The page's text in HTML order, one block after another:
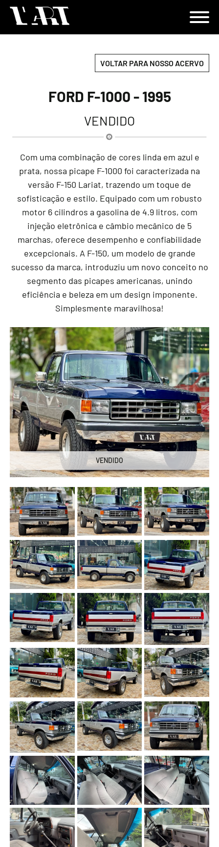
VOLTAR PARA NOSSO ACERVO
FORD F-1000 - 1995
VENDIDO
Com uma combinação de cores linda em azul e
prata, nossa picape F-1000 foi caracterizada na
versão F-150 Lariat, trazendo um toque de
sofisticação e estilo. Equipado com um robusto
motor 6 cilindros a gasolina de 4.9 litros, com
injeção eletrônica e câmbio mecânico de 5
marchas, oferece desempenho e confiabilidade
excepcionais. A F-150, um modelo de grande
sucesso da marca, introduziu um novo conceito no
segmento das picapes americanas, unindo
eficiência e beleza em um design imponente.
Simplesmente maravilhosa!
VENDIDO